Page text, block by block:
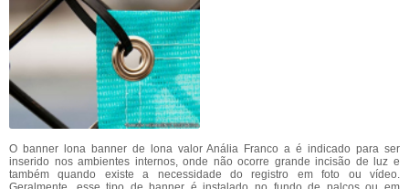
O banner lona banner de lona valor Anália Franco a é indicado para ser
inserido nos ambientes internos, onde não ocorre grande incisão de luz e
também quando existe a necessidade do registro em foto ou vídeo.